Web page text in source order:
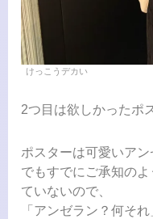
けっこうデカい
2つ目は欲しかったポ
ポスターは可愛いアン
でもすでにご承知の
ていないので、
「アンゼラン？何それ